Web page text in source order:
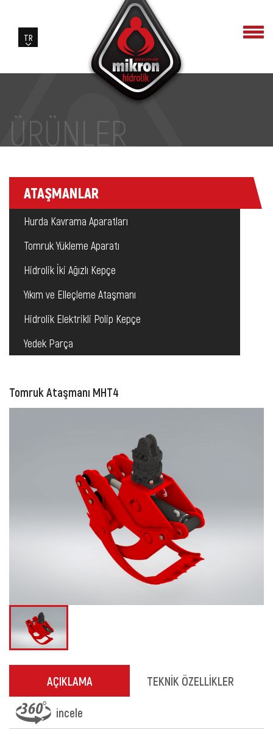
ÜRÜNLER
ATAŞMANLAR
Hurda Kavrama Aparatları
Tomruk Yükleme Aparatı
Hidrolik İki Ağızlı Kepçe
Yıkım ve Elleçleme Ataşmanı
Hidrolik Elektrikli Polip Kepçe
Yedek Parça
Tomruk Ataşmanı MHT4
AÇIKLAMA TEKNİK ÖZELLİKLER
incele